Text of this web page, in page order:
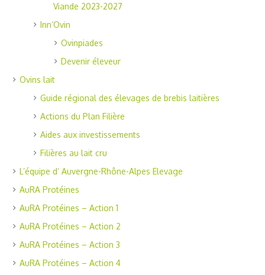
Viande 2023-2027
Inn’Ovin
Ovinpiades
Devenir éleveur
Ovins lait
Guide régional des élevages de brebis laitières
Actions du Plan Filière
Aides aux investissements
Filières au lait cru
L’équipe d’ Auvergne-Rhône-Alpes Elevage
AuRA Protéines
AuRA Protéines – Action 1
AuRA Protéines – Action 2
AuRA Protéines – Action 3
AuRA Protéines – Action 4